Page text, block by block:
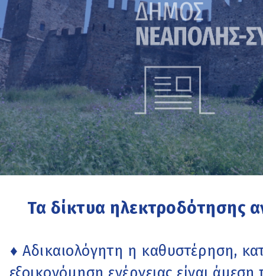
Τα δίκτυα ηλεκτροδότησης
♦ Αδικαιολόγητη η καθυστέρηση,